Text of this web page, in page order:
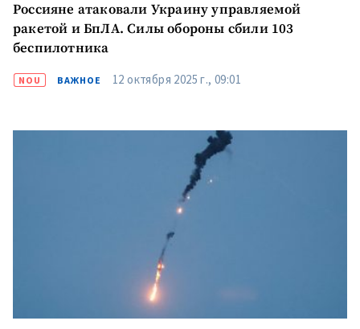
Россияне атаковали Украину управляемой
ракетой и БпЛА. Силы обороны сбили 103
беспилотника
NOU ВАЖНОЕ 12 октября 2025 г., 09:01